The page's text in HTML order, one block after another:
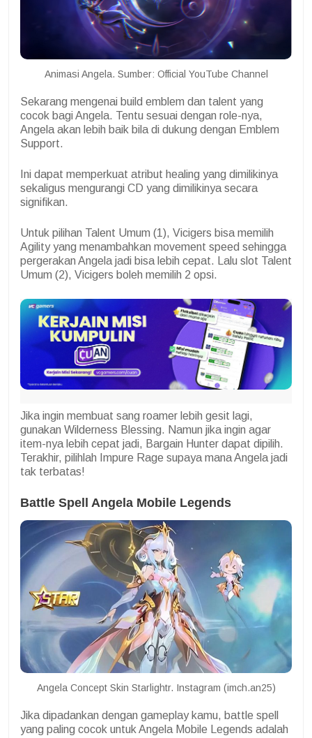
Animasi Angela. Sumber: Official YouTube Channel
Sekarang mengenai build emblem dan talent yang
cocok bagi Angela. Tentu sesuai dengan role-nya,
Angela akan lebih baik bila di dukung dengan Emblem
Support.
Ini dapat memperkuat atribut healing yang dimilikinya
sekaligus mengurangi CD yang dimilikinya secara
signifikan.
Untuk pilihan Talent Umum (1), Vicigers bisa memilih
Agility yang menambahkan movement speed sehingga
pergerakan Angela jadi bisa lebih cepat. Lalu slot Talent
Umum (2), Vicigers boleh memilih 2 opsi.
Jika ingin membuat sang roamer lebih gesit lagi,
gunakan Wilderness Blessing. Namun jika ingin agar
item-nya lebih cepat jadi, Bargain Hunter dapat dipilih.
Terakhir, pilihlah Impure Rage supaya mana Angela jadi
tak terbatas!
Battle Spell Angela Mobile Legends
Angela Concept Skin Starlightr. Instagram (imch.an25)
Jika dipadankan dengan gameplay kamu, battle spell
yang paling cocok untuk Angela Mobile Legends adalah